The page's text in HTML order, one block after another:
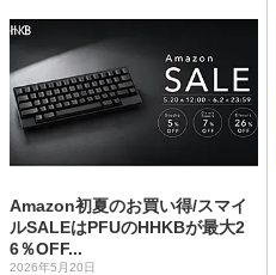
Amazon初夏のお買い得/スマイ
ルSALEはPFUのHHKBが最大2
6％OFF...
2026年5月20日